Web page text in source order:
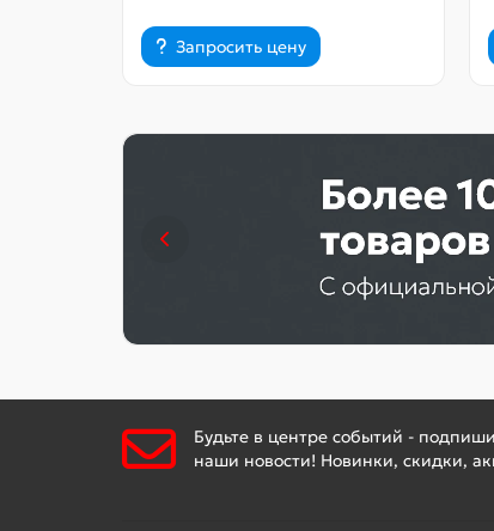
Запросить цену
Будьте в центре событий -
наши новости! Новинки, скидки,